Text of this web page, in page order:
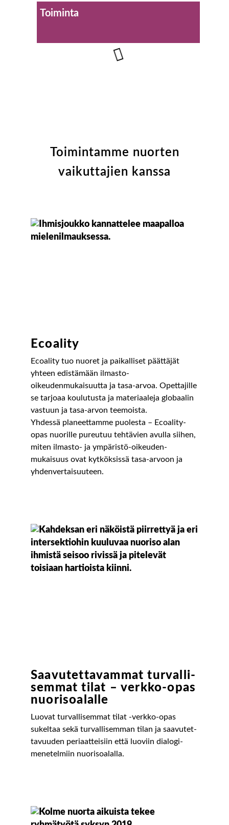
Toiminta
Toimintamme nuorten
vaikuttajien kanssa
Ecoality
Ecoality tuo nuoret ja paikalliset päättäjät
yhteen edistämään ilmasto-
oikeudenmukaisuutta ja tasa-arvoa. Opettajille
se tarjoaa koulutusta ja materiaaleja globaalin
vastuun ja tasa-arvon teemoista.
Yhdessä planeet­tamme puolesta – Ecoality-
opas nuorille pureutuu tehtävien avulla siihen,
miten ilmasto- ja ympäristö-oikeuden­
mukaisuus ovat kytköksissä tasa-arvoon ja
yhden­vertaisuuteen.
Saavutetta­vammat turvalli­
semmat tilat – verkko-opas
nuorisoalalle
Luovat turvalli­semmat tilat -verkko-opas
sukeltaa sekä turvalli­semman tilan ja saavutet­
tavuuden periaatteisiin että luoviin dialogi­
menetelmiin nuorisoalalla.